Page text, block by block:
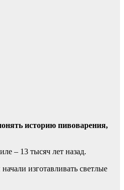
историю пивоварения,
– 13 тысяч лет назад.
изготавливать светлые